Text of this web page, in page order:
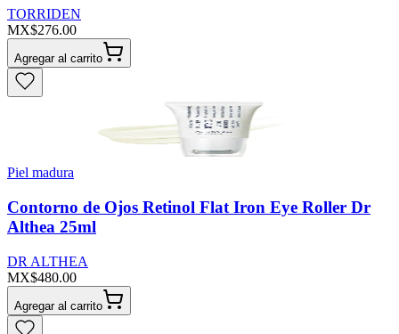
TORRIDEN
MX$276.00
Agregar al carrito
Piel madura
Contorno de Ojos Retinol Flat Iron Eye Roller Dr
Althea 25ml
DR ALTHEA
MX$480.00
Agregar al carrito